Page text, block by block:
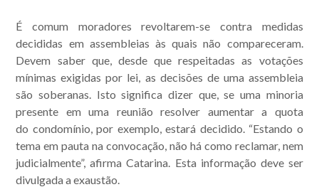
É comum moradores revoltarem-se contra medidas
decididas em assembleias às quais não compareceram.
Devem saber que, desde que respeitadas as votações
mínimas exigidas por lei, as decisões de uma assembleia
são soberanas. Isto significa dizer que, se uma minoria
presente em uma reunião resolver aumentar a quota
do condomínio, por exemplo, estará decidido. “Estando o
tema em pauta na convocação, não há como reclamar, nem
judicialmente”, afirma Catarina. Esta informação deve ser
divulgada a exaustão.